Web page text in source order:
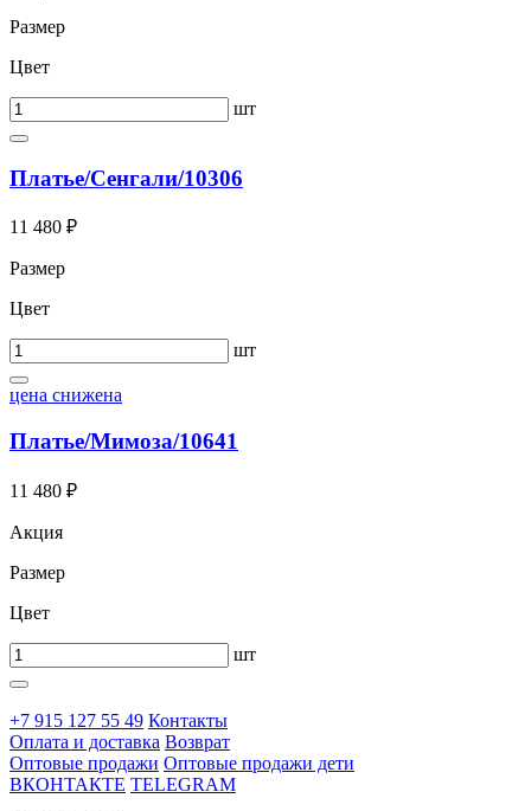
Размер
Цвет
шт
Платье/Сенгали/10306
11 480 ₽
Размер
Цвет
шт
цена снижена
Платье/Мимоза/10641
11 480 ₽
Акция
Размер
Цвет
шт
+7 915 127 55 49 Контакты
Оплата и доставка Возврат
Оптовые продажи Оптовые продажи дети
ВКОНТАКТЕ TELEGRAM